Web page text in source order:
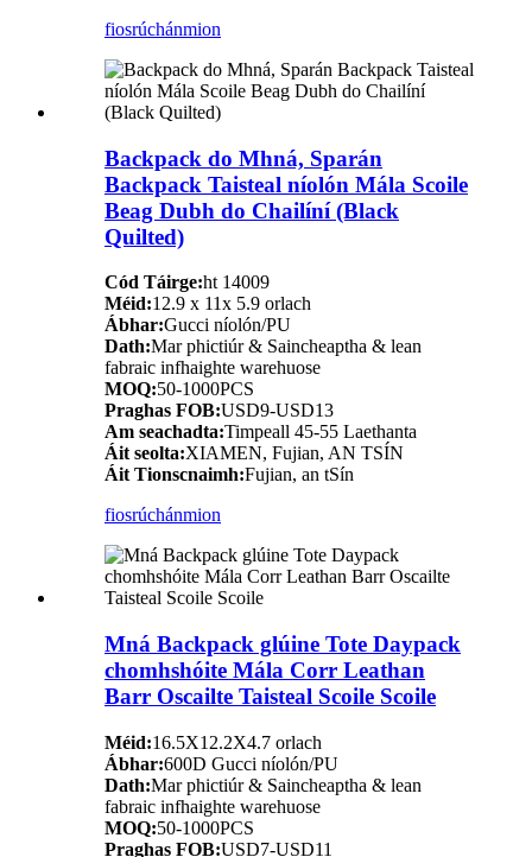
fiosrúchánmion
Backpack do Mhná, Sparán
Backpack Taisteal níolón Mála Scoile
Beag Dubh do Chailíní (Black
Quilted)
Cód Táirge:ht 14009
Méid:12.9 x 11x 5.9 orlach
Ábhar:Gucci níolón/PU
Dath:Mar phictiúr & Saincheaptha & lean
fabraic infhaighte warehuose
MOQ:50-1000PCS
Praghas FOB:USD9-USD13
Am seachadta:Timpeall 45-55 Laethanta
Áit seolta:XIAMEN, Fujian, AN TSÍN
Áit Tionscnaimh:Fujian, an tSín
fiosrúchánmion
Mná Backpack glúine Tote Daypack
chomhshóite Mála Corr Leathan
Barr Oscailte Taisteal Scoile Scoile
Méid:16.5X12.2X4.7 orlach
Ábhar:600D Gucci níolón/PU
Dath:Mar phictiúr & Saincheaptha & lean
fabraic infhaighte warehuose
MOQ:50-1000PCS
Praghas FOB:USD7-USD11